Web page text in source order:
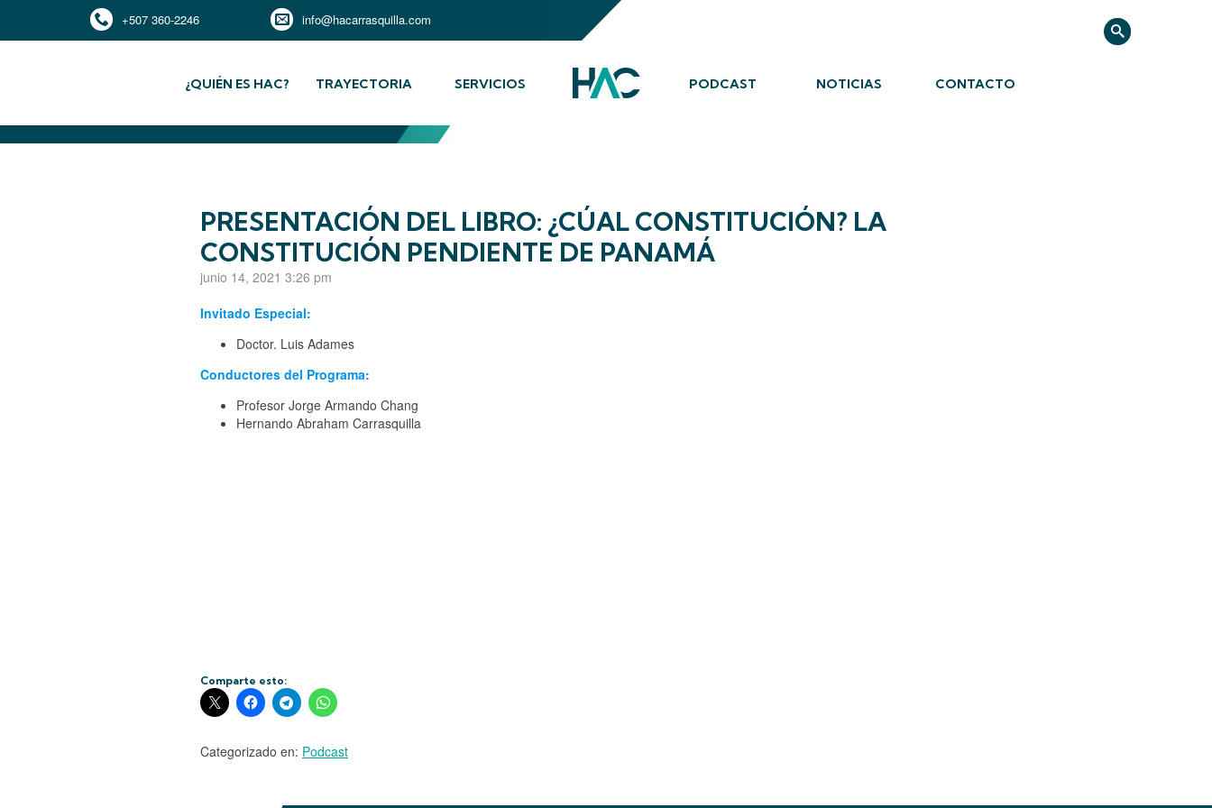
+507 360-2246 info@hacarrasquilla.com
¿QUIÉN ES HAC? TRAYECTORIA SERVICIOS PODCAST NOTICIAS CONTACTO
PRESENTACIÓN DEL LIBRO: ¿CÚAL CONSTITUCIÓN? LA
CONSTITUCIÓN PENDIENTE DE PANAMÁ
junio 14, 2021 3:26 pm
Invitado Especial:
Doctor. Luis Adames
Conductores del Programa:
Profesor Jorge Armando Chang
Hernando Abraham Carrasquilla
Comparte esto:
Categorizado en: Podcast